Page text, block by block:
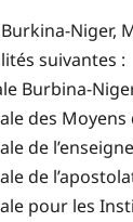
Niger,
suivantes :
Burbina-
des
de
de
pour les